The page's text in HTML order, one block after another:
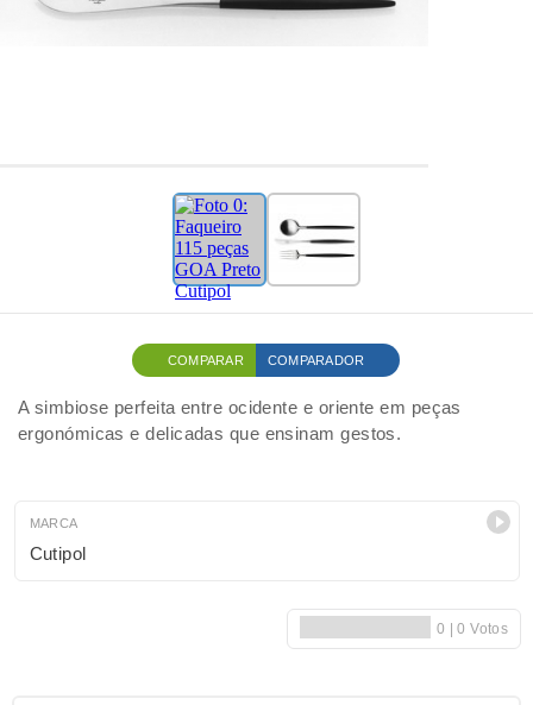
COMPARAR COMPARADOR
A simbiose perfeita entre ocidente e oriente em peças
ergonómicas e delicadas que ensinam gestos.
MARCA
Cutipol